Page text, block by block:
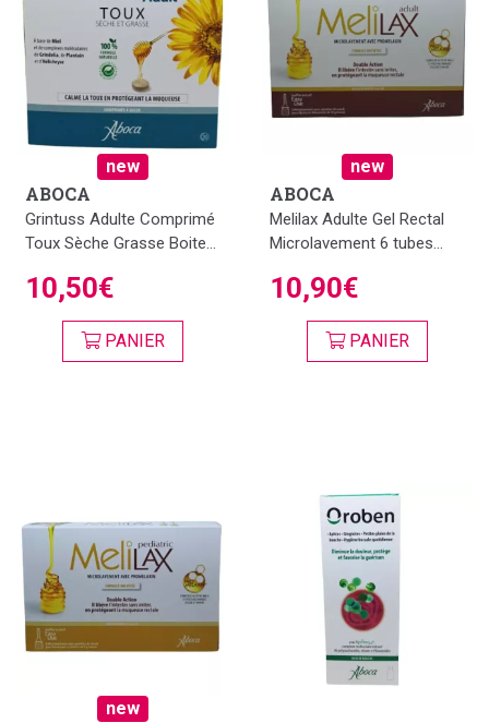
new
ABOCA
Grintuss Adulte Comprimé
Toux Sèche Grasse Boite...
10,50€
PANIER
new
ABOCA
Melilax Adulte Gel Rectal
Microlavement 6 tubes...
10,90€
PANIER
new